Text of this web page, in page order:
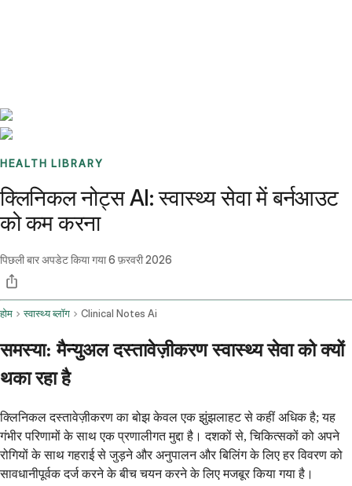
HEALTH LIBRARY
क्लिनिकल नोट्स AI: स्वास्थ्य सेवा में बर्नआउट
को कम करना
पिछली बार अपडेट किया गया6 फ़रवरी 2026
होम स्वास्थ्य ब्लॉग Clinical Notes Ai
समस्या: मैन्युअल दस्तावेज़ीकरण स्वास्थ्य सेवा को क्यों
थका रहा है
क्लिनिकल दस्तावेज़ीकरण का बोझ केवल एक झुंझलाहट से कहीं अधिक है; यह
गंभीर परिणामों के साथ एक प्रणालीगत मुद्दा है। दशकों से, चिकित्सकों को अपने
रोगियों के साथ गहराई से जुड़ने और अनुपालन और बिलिंग के लिए हर विवरण को
सावधानीपूर्वक दर्ज करने के बीच चयन करने के लिए मजबूर किया गया है।